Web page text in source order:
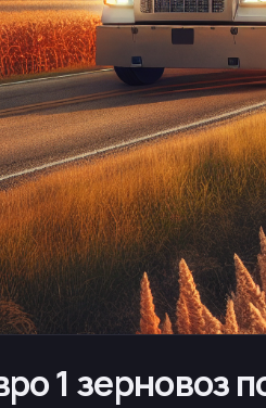
1 зерновоз